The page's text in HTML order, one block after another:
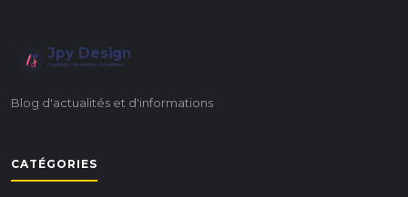
Jpy Design
Créativité • Innovation • Excellence
Blog d'actualités et d'informations
CATÉGORIES